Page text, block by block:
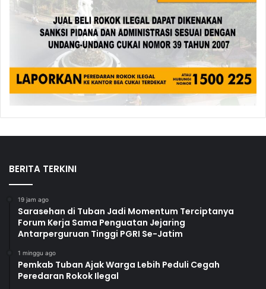
BERITA TERKINI
19 jam ago
Sarasehan di Tuban Jadi Momentum Terciptanya
Forum Kerja Sama Penguatan Jejaring
Antarperguruan Tinggi PGRI Se-Jatim
1 minggu ago
Pemkab Tuban Ajak Warga Lebih Peduli Cegah
Peredaran Rokok Ilegal